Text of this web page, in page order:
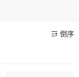
倒序